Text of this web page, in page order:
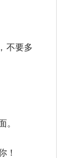
不要多
。
！